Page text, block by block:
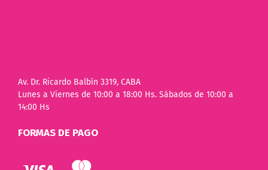
Av. Dr. Ricardo Balbín 3319, CABA
Lunes a Viernes de 10:00 a 18:00 Hs. Sábados de 10:00 a
14:00 Hs
FORMAS DE PAGO